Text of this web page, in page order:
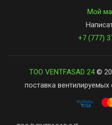
Мой
+7 (777)
ТОО VENTFASAD 24©
поставка вентилируемых